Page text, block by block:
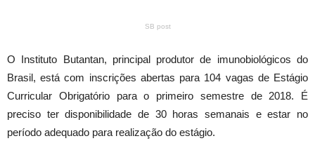
SB post
O Instituto Butantan, principal produtor de imunobiológicos do
Brasil, está com inscrições abertas para 104 vagas de Estágio
Curricular Obrigatório para o primeiro semestre de 2018. É
preciso ter disponibilidade de 30 horas semanais e estar no
período adequado para realização do estágio.